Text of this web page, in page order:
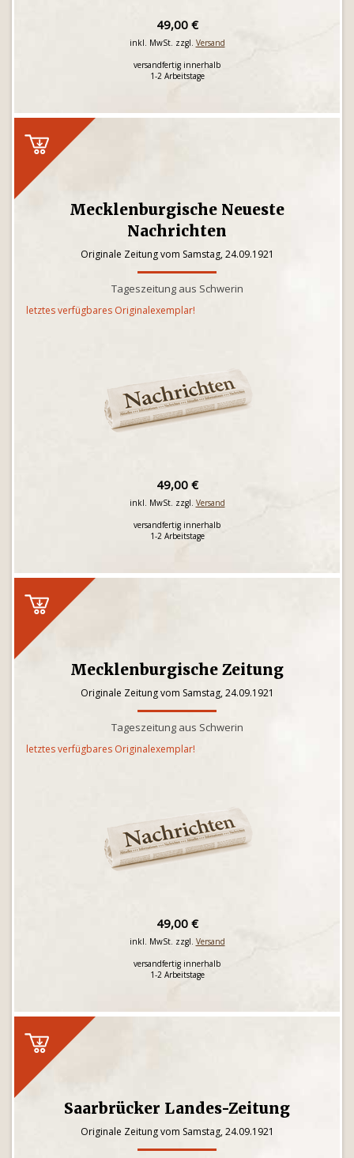
49,00 €
inkl. MwSt. zzgl. Versand
versandfertig innerhalb
1-2 Arbeitstage
Mecklenburgische Neueste
Nachrichten
Originale Zeitung vom Samstag, 24.09.1921
Tageszeitung aus Schwerin
letztes verfügbares Originalexemplar!
49,00 €
inkl. MwSt. zzgl. Versand
versandfertig innerhalb
1-2 Arbeitstage
Mecklenburgische Zeitung
Originale Zeitung vom Samstag, 24.09.1921
Tageszeitung aus Schwerin
letztes verfügbares Originalexemplar!
49,00 €
inkl. MwSt. zzgl. Versand
versandfertig innerhalb
1-2 Arbeitstage
Saarbrücker Landes-Zeitung
Originale Zeitung vom Samstag, 24.09.1921